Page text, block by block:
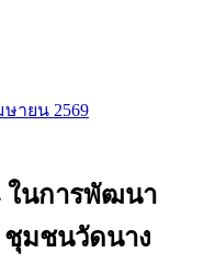
ายน 2569
ในการพัฒนา
มชนวัดนาง